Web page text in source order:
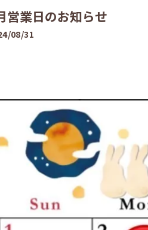
営業日のお知らせ
08/31